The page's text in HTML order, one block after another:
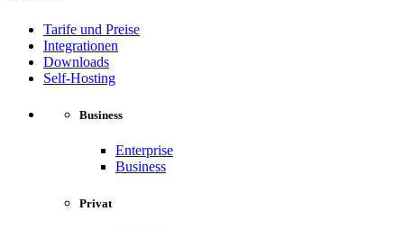
Tarife und Preise
Integrationen
Downloads
Self-Hosting
Business
Enterprise
Business
Privat